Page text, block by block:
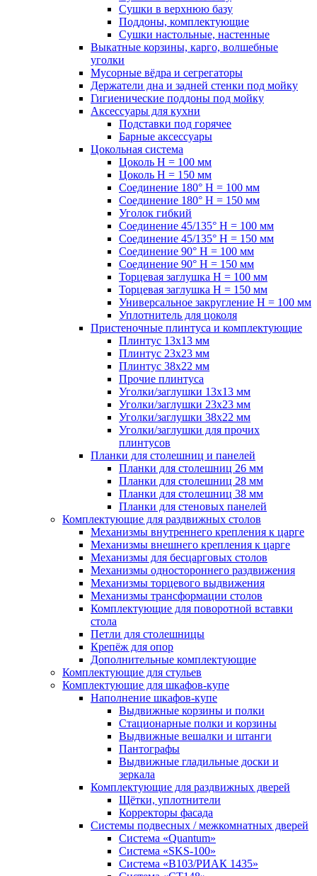
Сушки в верхнюю базу
Поддоны, комплектующие
Сушки настольные, настенные
Выкатные корзины, карго, волшебные
уголки
Мусорные вёдра и сегрегаторы
Держатели дна и задней стенки под мойку
Гигиенические поддоны под мойку
Аксессуары для кухни
Подставки под горячее
Барные аксессуары
Цокольная система
Цоколь H = 100 мм
Цоколь H = 150 мм
Соединение 180° H = 100 мм
Соединение 180° H = 150 мм
Уголок гибкий
Соединение 45/135° H = 100 мм
Соединение 45/135° H = 150 мм
Соединение 90° H = 100 мм
Соединение 90° H = 150 мм
Торцевая заглушка H = 100 мм
Торцевая заглушка H = 150 мм
Универсальное закругление H = 100 мм
Уплотнитель для цоколя
Пристеночные плинтуса и комплектующие
Плинтус 13х13 мм
Плинтус 23х23 мм
Плинтус 38х22 мм
Прочие плинтуса
Уголки/заглушки 13х13 мм
Уголки/заглушки 23х23 мм
Уголки/заглушки 38х22 мм
Уголки/заглушки для прочих
плинтусов
Планки для столешниц и панелей
Планки для столешниц 26 мм
Планки для столешниц 28 мм
Планки для столешниц 38 мм
Планки для стеновых панелей
Комплектующие для раздвижных столов
Механизмы внутреннего крепления к царге
Механизмы внешнего крепления к царге
Механизмы для бесцарговых столов
Механизмы одностороннего раздвижения
Механизмы торцевого выдвижения
Механизмы трансформации столов
Комплектующие для поворотной вставки
стола
Петли для столешницы
Крепёж для опор
Дополнительные комплектующие
Комплектующие для стульев
Комплектующие для шкафов-купе
Наполнение шкафов-купе
Выдвижные корзины и полки
Стационарные полки и корзины
Выдвижные вешалки и штанги
Пантографы
Выдвижные гладильные доски и
зеркала
Комплектующие для раздвижных дверей
Щётки, уплотнители
Корректоры фасада
Системы подвесных / межкомнатных дверей
Система «Quantum»
Система «SKS-100»
Система «B103/РИАК 1435»